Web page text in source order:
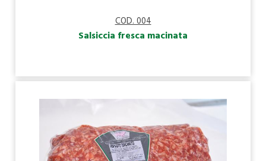
COD. 004
Salsiccia fresca macinata